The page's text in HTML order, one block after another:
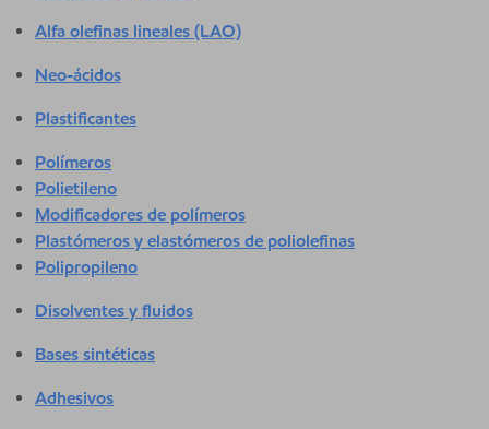
Alfa olefinas lineales (LAO)
Neo-ácidos
Plastificantes
Polímeros
Polietileno
Modificadores de polímeros
Plastómeros y elastómeros de poliolefinas
Polipropileno
Disolventes y fluidos
Bases sintéticas
Adhesivos